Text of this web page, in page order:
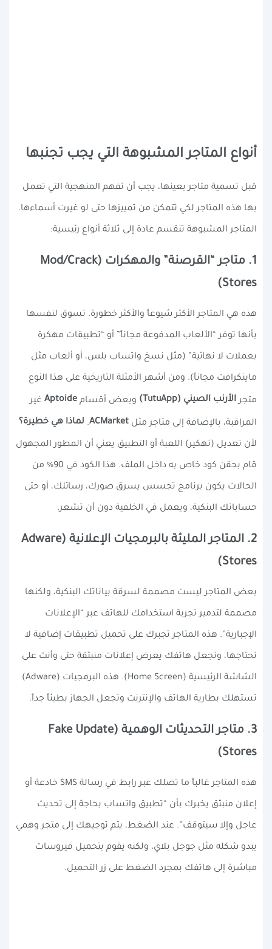
أنواع المتاجر المشبوهة التي يجب تجنبها
قبل تسمية متاجر بعينها، يجب أن تفهم المنهجية التي تعمل
بها هذه المتاجر لكي تتمكن من تمييزها حتى لو غيرت أسماءها.
المتاجر المشبوهة تنقسم عادة إلى ثلاثة أنواع رئيسية:
1. متاجر “القرصنة” والمهكرات (Mod/Crack
Stores)
هذه هي المتاجر الأكثر شيوعاً والأكثر خطورة. تسوق لنفسها
بأنها توفر “الألعاب المدفوعة مجاناً” أو “تطبيقات مهكرة
بعملات لا نهائية” (مثل نسخ واتساب بلس، أو ألعاب مثل
ماينكرافت مجاناً). ومن أشهر الأمثلة التاريخية على هذا النوع
متجر الأرنب الصيني (TutuApp) وبعض أقسام Aptoide غير
المراقبة، بالإضافة إلى متاجر مثل ACMarket
. لماذا هي خطيرة؟
لأن تعديل (تهكير) اللعبة أو التطبيق يعني أن المطور المجهول
قام بحقن كود خاص به داخل الملف. هذا الكود في 90% من
الحالات يكون برنامج تجسس يسرق صورك، رسائلك، أو حتى
حساباتك البنكية، ويعمل في الخلفية دون أن تشعر.
2. المتاجر المليئة بالبرمجيات الإعلانية (Adware
Stores)
بعض المتاجر ليست مصممة لسرقة بياناتك البنكية، ولكنها
مصممة لتدمير تجربة استخدامك للهاتف عبر “الإعلانات
الإجبارية”. هذه المتاجر تجبرك على تحميل تطبيقات إضافية لا
تحتاجها، وتجعل هاتفك يعرض إعلانات منبثقة حتى وأنت على
الشاشة الرئيسية (Home Screen). هذه البرمجيات (Adware)
تستهلك بطارية الهاتف والإنترنت وتجعل الجهاز بطيئاً جداً.
3. متاجر التحديثات الوهمية (Fake Update
Stores)
هذه المتاجر غالباً ما تصلك عبر رابط في رسالة SMS خادعة أو
إعلان منبثق يخبرك بأن “تطبيق واتساب بحاجة إلى تحديث
عاجل وإلا سيتوقف”. عند الضغط، يتم توجيهك إلى متجر وهمي
يبدو شكله مثل جوجل بلاي، ولكنه يقوم بتحميل فيروسات
مباشرة إلى هاتفك بمجرد الضغط على زر التحميل.